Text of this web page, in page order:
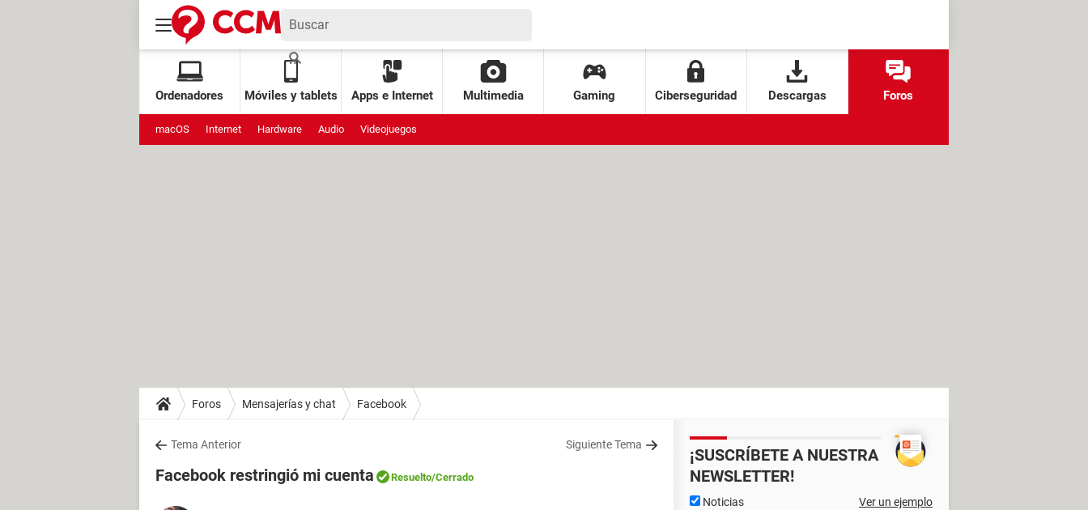
Ordenadores Móviles y tablets Apps e Internet Multimedia Gaming Ciberseguridad Descargas Foros
macOS Internet Hardware Audio Videojuegos
Foros Mensajerías y chat Facebook
Tema Anterior Siguiente Tema
Facebook restringió mi cuenta Resuelto/Cerrado
¡SUSCRÍBETE A NUESTRA
NEWSLETTER!
Noticias Ver un ejemplo